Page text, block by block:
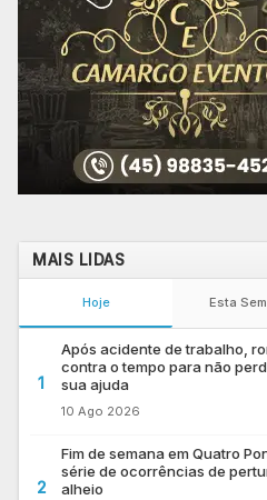
MAIS LIDAS
Hoje Esta
1
Após acidente de trabalho,
contra o tempo para não
sua ajuda
10 Ago 2026
2
Fim de semana em Quatro
série de ocorrências de
alheio